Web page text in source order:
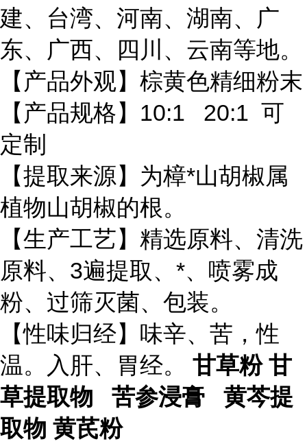
建、台湾、河南、湖南、广
东、广西、四川、云南等地。
【产品外观】棕黄色精细粉末
【产品规格】10:1 20:1 可
定制
【提取来源】为樟*山胡椒属
植物山胡椒的根。
【生产工艺】精选原料、清洗
原料、3遍提取、*、喷雾成
粉、过筛灭菌、包装。
【性味归经】味辛、苦，性
温。入肝、胃经。
甘草粉 甘
草提取物 苦参浸膏 黄芩提
取物 黄芪粉